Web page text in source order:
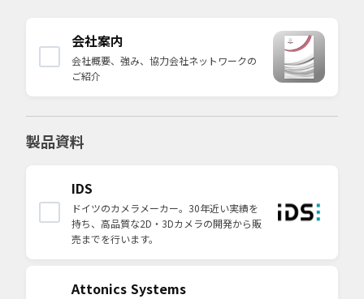
会社案内
会社概要、強み、協力会社ネットワークの
ご紹介
製品資料
IDS
ドイツのカメラメーカー。30年近い実績を
持ち、高品質な2D・3Dカメラの開発から販
売までを行います。
Attonics Systems